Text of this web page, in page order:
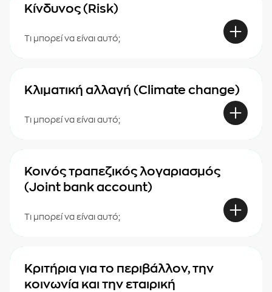
Κίνδυνος (Risk)
Τι μπορεί να είναι αυτό;
Κλιματική αλλαγή (Climate change)
Τι μπορεί να είναι αυτό;
Κοινός τραπεζικός λογαριασμός
(Joint bank account)
Τι μπορεί να είναι αυτό;
Κριτήρια για το περιβάλλον, την
κοινωνία και την εταιρική